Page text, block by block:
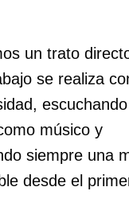
un trato
se realiza
músico y
siempre una
desde el